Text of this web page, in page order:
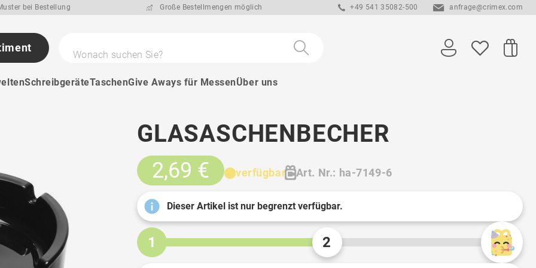
bei Bestellung Große Bestellmengen möglich +49 541 35082-500 anfrage@crimex.com
Wonach suchen Sie?
SchreibgeräteTaschenGive Aways für MessenÜber uns
GLASASCHENBECHER
2,69 € verfügbar Art. Nr.: ha-7149-6
Dieser Artikel ist nur begrenzt verfügbar.
1 2